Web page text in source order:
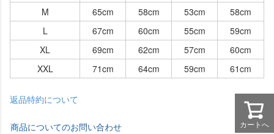
M
65cm 58cm 53cm
58cm
L
67cm 60cm 55cm
59cm
XL
69cm 62cm 57cm
60cm
XXL
71cm 64cm 59cm 61cm
返品特約について
商品についてのお問い合わせ カートへ